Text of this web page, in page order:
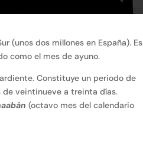
(unos dos millones en España). Es
como el mes de ayuno.
Constituye un periodo de
de veintinueve a treinta días.
(octavo mes del calendario